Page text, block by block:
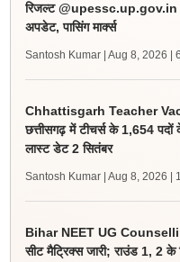
रिजल्ट @upessc.up.gov.in
अपडेट, पासिंग मार्क्स
Santosh Kumar | Aug 8, 2026 |
Chhattisgarh Teacher
छत्तीसगढ़ में टीचर्स के 1,654
लास्ट डेट 2 सितंबर
Santosh Kumar | Aug 8, 2026
Bihar NEET UG
सीट मैट्रिक्स जारी; राउंड 1, 2